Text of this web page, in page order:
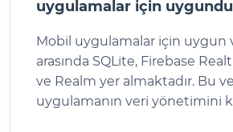
uygulamalar için
Mobil uygulamalar için uygun
arasında SQLite, Firebase
ve Realm yer almaktadır. Bu
uygulamanın veri yönetimini